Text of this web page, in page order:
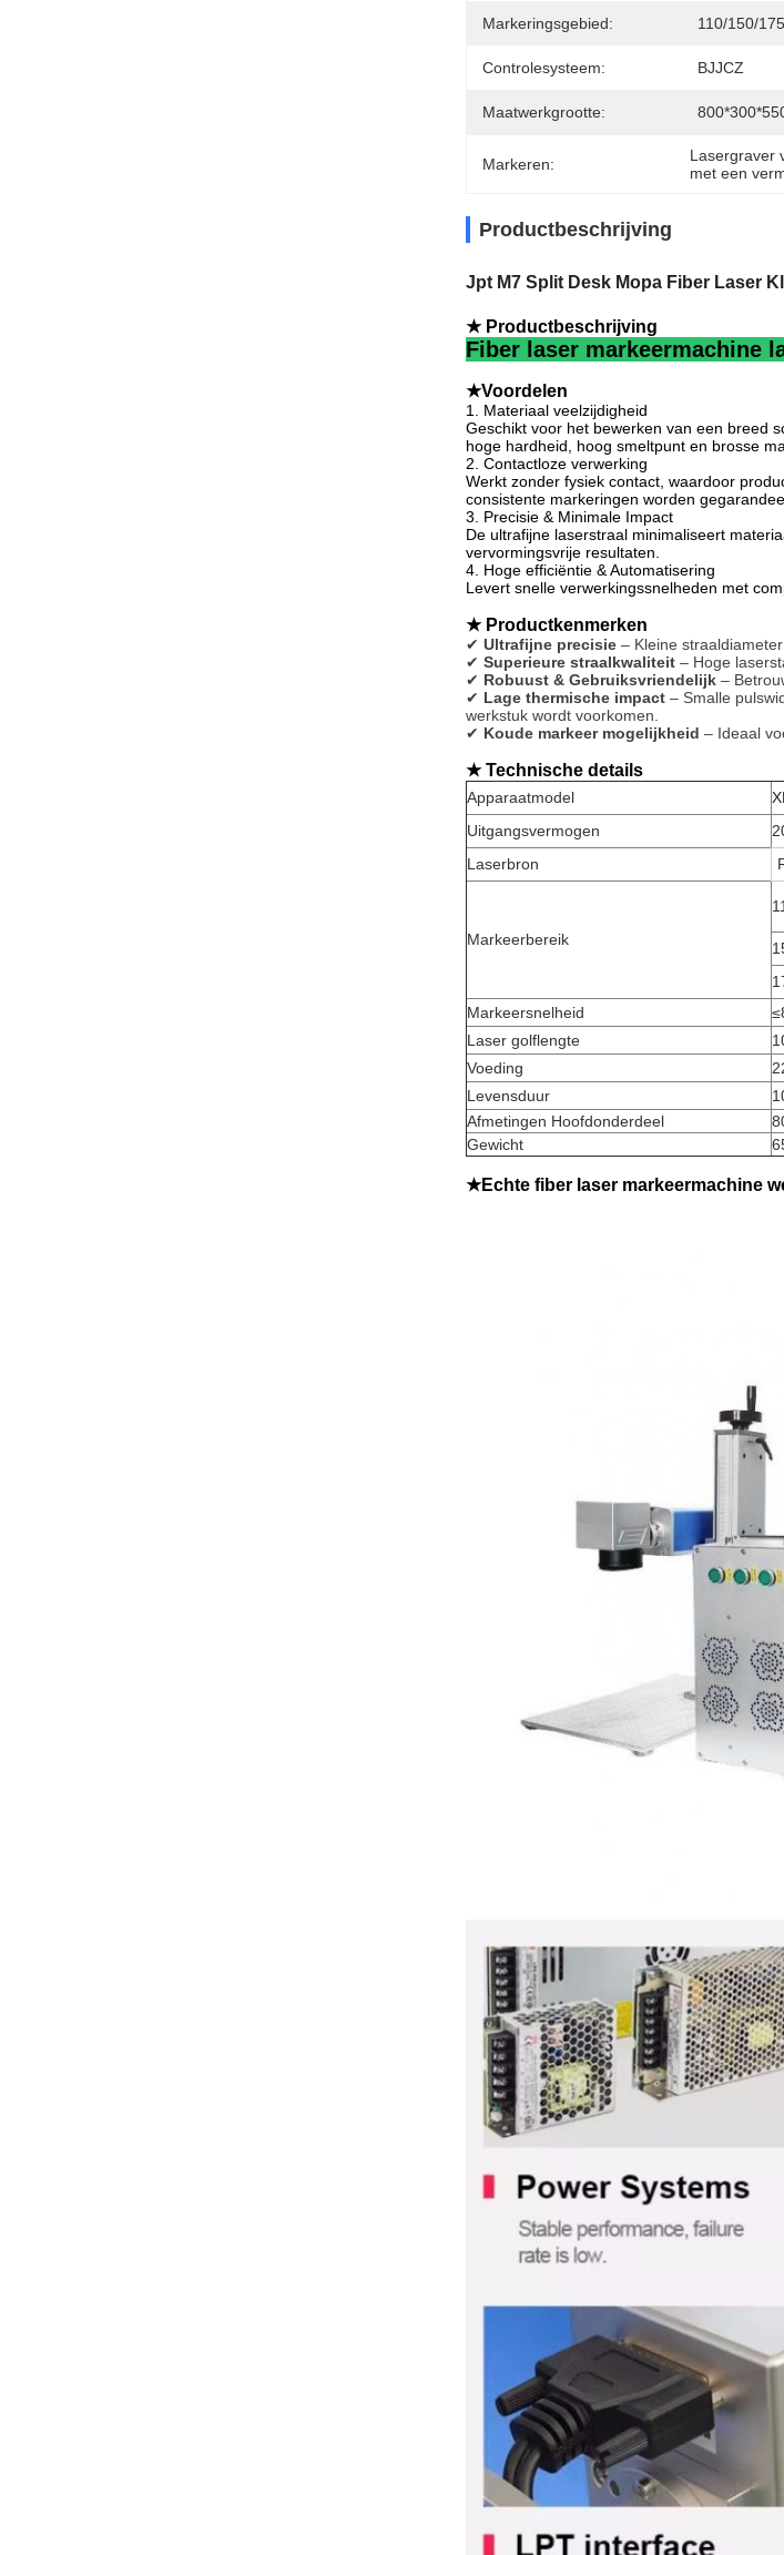
Markeringsgebied: 110/150/
Controlesysteem: BJJCZ
Maatwerkgrootte:
Markeren: Lasergraver
met een
Productbeschrijving
Jpt M7 Split Desk Mopa Fiber Laser
★ Productbeschrijving
Fiber laser markeermachine
★Voordelen
1. Materiaal veelzijdigheid
Geschikt voor het bewerken van een breed
hoge hardheid, hoog smeltpunt en brosse
2. Contactloze verwerking
Werkt zonder fysiek contact, waardoor
consistente markeringen worden
3. Precisie & Minimale Impact
De ultrafijne laserstraal minimaliseert
vervormingsvrije resultaten.
4. Hoge efficiëntie & Automatisering
Levert snelle verwerkingssnelheden met
★ Productkenmerken
✔ Ultrafijne precisie – Kleine
✔ Superieure straalkwaliteit – Hoge
✔ Robuust & Gebruiksvriendelijk –
✔ Lage thermische impact – Smalle
werkstuk wordt voorkomen.
✔ Koude markeer mogelijkheid – Ideaal
★ Technische details
Apparaatmodel
Uitgangsvermogen
Laserbron
Markeerbereik
Markeersnelheid
Laser golflengte
Voeding
Levensduur
Afmetingen Hoofdonderdeel
Gewicht
★Echte fiber laser markeermachine